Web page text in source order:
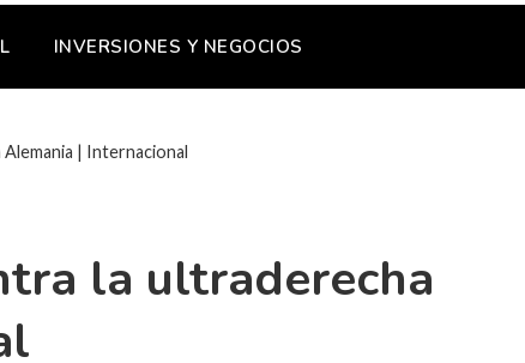
INVERSIONES Y NEGOCIOS
| Internacional
la ultraderecha